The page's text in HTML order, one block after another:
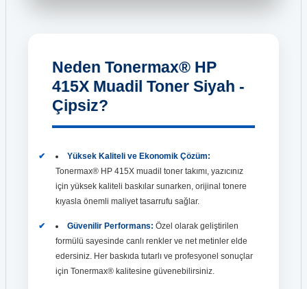
Neden Tonermax® HP
415X Muadil Toner Siyah -
Çipsiz?
Yüksek Kaliteli ve Ekonomik Çözüm:
Tonermax® HP 415X muadil toner takımı, yazıcınız
için yüksek kaliteli baskılar sunarken, orijinal tonere
kıyasla önemli maliyet tasarrufu sağlar.
Güvenilir Performans: Özel olarak geliştirilen
formülü sayesinde canlı renkler ve net metinler elde
edersiniz. Her baskıda tutarlı ve profesyonel sonuçlar
için Tonermax® kalitesine güvenebilirsiniz.